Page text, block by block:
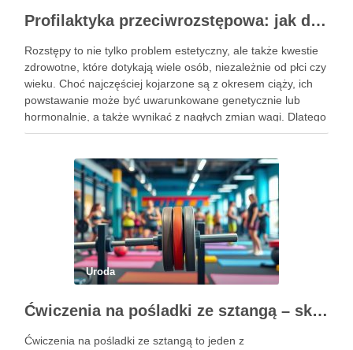
Profilaktyka przeciwrozstępowa: jak dbać o skórę skutecznie?
Rozstępy to nie tylko problem estetyczny, ale także kwestie
zdrowotne, które dotykają wiele osób, niezależnie od płci czy
wieku. Choć najczęściej kojarzone są z okresem ciąży, ich
powstawanie może być uwarunkowane genetycznie lub
hormonalnie, a także wynikać z nagłych zmian wagi. Dlatego
kluczowe jest, aby już od najmłodszych lat zadbać …
Uroda
Ćwiczenia na pośladki ze sztangą – skuteczne metody i techniki treningowe
Ćwiczenia na pośladki ze sztangą to jeden z